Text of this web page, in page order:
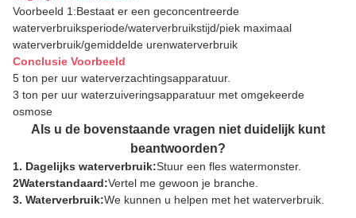
Voorbeeld 1:Bestaat er een geconcentreerde
waterverbruiksperiode/waterverbruikstijd/piek maximaal
waterverbruik/gemiddelde urenwaterverbruik
Conclusie Voorbeeld
5 ton per uur waterverzachtingsapparatuur.
3 ton per uur waterzuiveringsapparatuur met omgekeerde
osmose
Als u de bovenstaande vragen niet duidelijk kunt
beantwoorden?
1. Dagelijks waterverbruik:Stuur een fles watermonster.
2Waterstandaard:Vertel me gewoon je branche.
3. Waterverbruik:We kunnen u helpen met het waterverbruik.